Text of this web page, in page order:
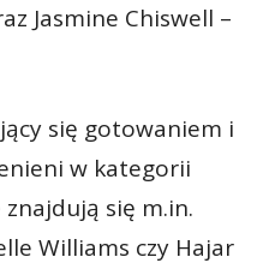
Jasmine Chiswell –
się gotowaniem i
w kategorii
się m.in.
Williams czy Hajar